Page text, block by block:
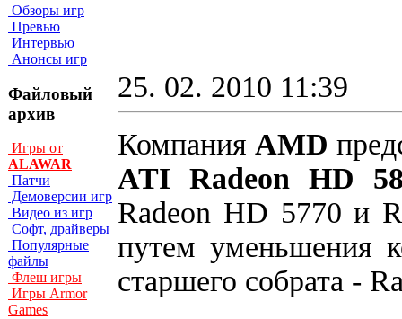
Обзоры игр
Превью
Интервью
Анонсы игр
Файловый
архив
Игры от
ALAWAR
Патчи
Демоверсии игр
Видео из игр
Софт, драйверы
Популярные
файлы
Флеш игры
Игры Armor
Games
25. 02. 2010 11:39
Компания AMD
ATI Radeon HD
Radeon HD 5770 и
путем уменьшения
старшего собрата -